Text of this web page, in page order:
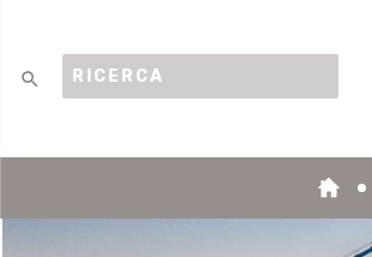
search